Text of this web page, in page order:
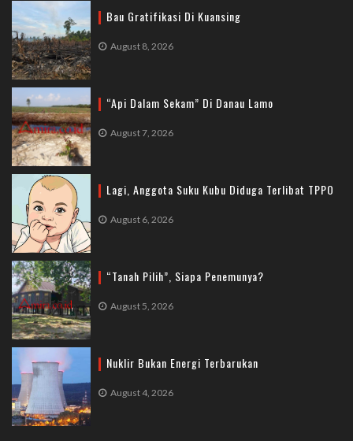
Bau Gratifikasi Di Kuansing
August 8, 2026
“Api Dalam Sekam” Di Danau Lamo
August 7, 2026
Lagi, Anggota Suku Kubu Diduga Terlibat TPPO
August 6, 2026
“Tanah Pilih”, Siapa Penemunya?
August 5, 2026
Nuklir Bukan Energi Terbarukan
August 4, 2026